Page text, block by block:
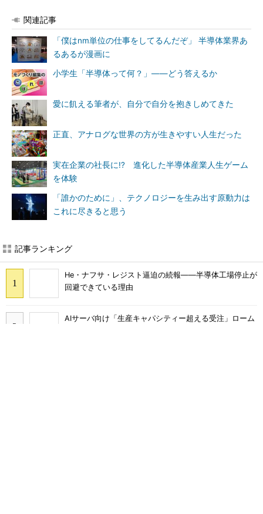
関連記事
「僕はnm単位の仕事をしてるんだぞ」 半導体業界あ
るあるが漫画に
小学生「半導体って何？」――どう答えるか
愛に飢える筆者が、自分で自分を抱きしめてきた
正直、アナログな世界の方が生きやすい人生だった
実在企業の社長に!? 進化した半導体産業人生ゲーム
を体験
「誰かのために」、テクノロジーを生み出す原動力は
これに尽きると思う
あなたにおすすめ